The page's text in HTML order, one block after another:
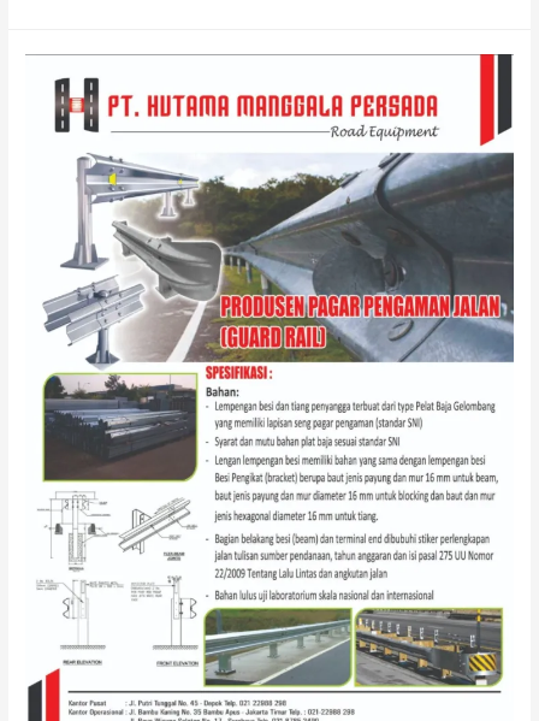
Guardrail
Jalan
Murah,
Guardrail
Guardrail
Berkualitas